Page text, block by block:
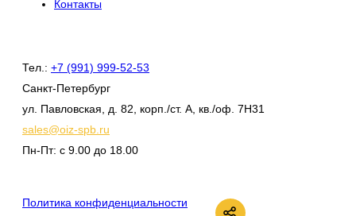
Контакты
Тел.: +7 (991) 999-52-53
Санкт-Петербург
ул. Павловская, д. 82, корп./ст. А, кв./оф. 7Н31
sales@oiz-spb.ru
Пн-Пт: с 9.00 до 18.00
Политика конфиденциальности